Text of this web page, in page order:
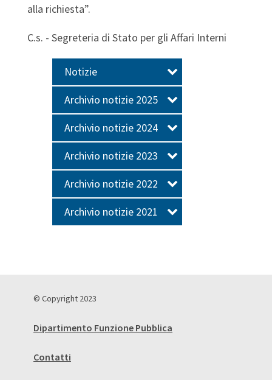
alla richiesta”.
C.s. - Segreteria di Stato per gli Affari Interni
Notizie
Archivio notizie 2025
Archivio notizie 2024
Archivio notizie 2023
Archivio notizie 2022
Archivio notizie 2021
© Copyright 2023
Dipartimento Funzione Pubblica
Contatti